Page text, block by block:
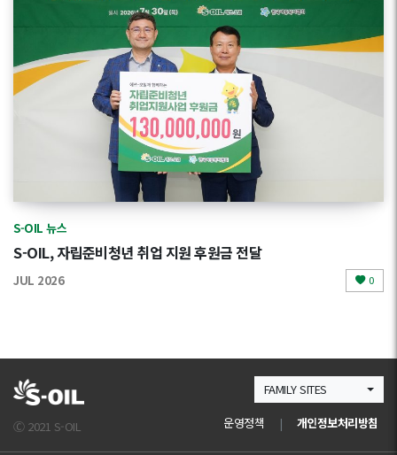
S-OIL 뉴스
S-OIL, 자립준비청년 취업 지원 후원금 전달
JUL 2026 0
FAMILY SITES
Ⓒ 2021 S-OIL 운영정책 | 개인정보처리방침